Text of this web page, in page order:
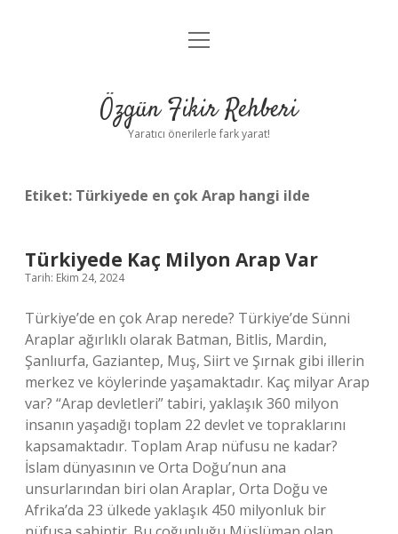
Gizlilik Politikası
Yasal Uyarı
menüyü
Özgün Fikir Rehberi
Yaratıcı önerilerle fark yarat!
Etiket: Türkiyede en çok Arap hangi ilde
Türkiyede Kaç Milyon Arap Var
Tarih: Ekim 24, 2024
Türkiye’de en çok Arap nerede? Türkiye’de Sünni
Araplar ağırlıklı olarak Batman, Bitlis, Mardin,
Şanlıurfa, Gaziantep, Muş, Siirt ve Şırnak gibi illerin
merkez ve köylerinde yaşamaktadır. Kaç milyar Arap
var? “Arap devletleri” tabiri, yaklaşık 360 milyon
insanın yaşadığı toplam 22 devlet ve topraklarını
kapsamaktadır. Toplam Arap nüfusu ne kadar?
İslam dünyasının ve Orta Doğu’nun ana
unsurlarından biri olan Araplar, Orta Doğu ve
Afrika’da 23 ülkede yaklaşık 450 milyonluk bir